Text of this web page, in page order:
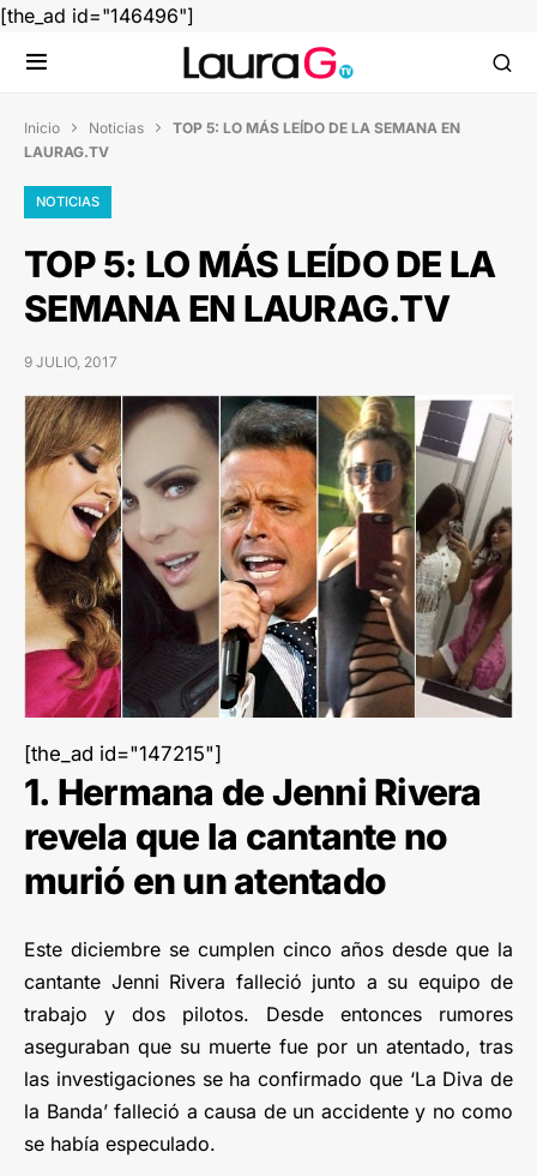
[the_ad id="146496"]
Inicio  Noticias  TOP 5: LO MÁS LEÍDO DE LA SEMANA EN
LAURAG.TV
NOTICIAS
TOP 5: LO MÁS LEÍDO DE LA
SEMANA EN LAURAG.TV
9 JULIO, 2017
[the_ad id="147215"]
1. Hermana de Jenni Rivera
revela que la cantante no
murió en un atentado
Este diciembre se cumplen cinco años desde que la
cantante Jenni Rivera falleció junto a su equipo de
trabajo y dos pilotos. Desde entonces rumores
aseguraban que su muerte fue por un atentado, tras
las investigaciones se ha confirmado que ‘La Diva de
la Banda’ falleció a causa de un accidente y no como
se había especulado.